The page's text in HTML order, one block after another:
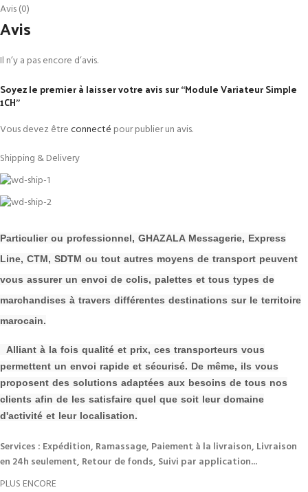
Avis (0)
Avis
Il n’y a pas encore d’avis.
Soyez le premier à laisser votre avis sur “Module Variateur Simple
1CH”
Vous devez êtreconnecté pour publier un avis.
Shipping & Delivery
Particulier ou professionnel, GHAZALA Messagerie, Express
Line, CTM, SDTM ou tout autres moyens de transport peuvent
vous assurer un envoi de colis, palettes et tous types de
marchandises à travers différentes destinations sur le territoire
marocain.
Alliant à la fois qualité et prix, ces transporteurs vous
permettent un envoi rapide et sécurisé. De même, ils vous
proposent des solutions adaptées aux besoins de tous nos
clients afin de les satisfaire quel que soit leur domaine
d'activité et leur localisation.
Services : Expédition, Ramassage, Paiement à la livraison, Livraison
en 24h seulement, Retour de fonds, Suivi par application...
PLUS ENCORE